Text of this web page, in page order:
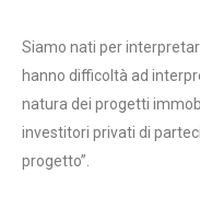
Siamo nati per
hanno difficoltà ad
natura dei progetti
investitori privati di
progetto”.